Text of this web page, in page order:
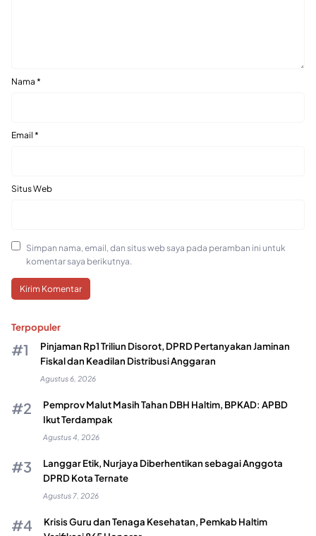
Nama *
Email *
Situs Web
Simpan nama, email, dan situs web saya pada peramban ini untuk
komentar saya berikutnya.
Terpopuler
Pinjaman Rp1 Triliun Disorot, DPRD Pertanyakan Jaminan
Fiskal dan Keadilan Distribusi Anggaran
Agustus 6, 2026
Pemprov Malut Masih Tahan DBH Haltim, BPKAD: APBD
Ikut Terdampak
Agustus 4, 2026
Langgar Etik, Nurjaya Diberhentikan sebagai Anggota
DPRD Kota Ternate
Agustus 7, 2026
Krisis Guru dan Tenaga Kesehatan, Pemkab Haltim